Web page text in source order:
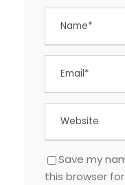
Save my
this browser